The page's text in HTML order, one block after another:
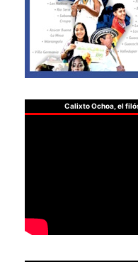
Calixto Ochoa, el